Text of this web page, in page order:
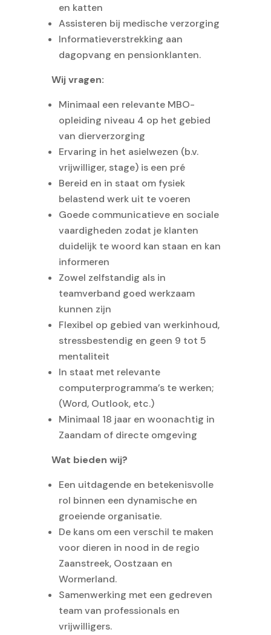
en katten
Assisteren bij medische verzorging
Informatieverstrekking aan
dagopvang en pensionklanten.
Wij vragen:
Minimaal een relevante MBO-
opleiding niveau 4 op het gebied
van dierverzorging
Ervaring in het asielwezen (b.v.
vrijwilliger, stage) is een pré
Bereid en in staat om fysiek
belastend werk uit te voeren
Goede communicatieve en sociale
vaardigheden zodat je klanten
duidelijk te woord kan staan en kan
informeren
Zowel zelfstandig als in
teamverband goed werkzaam
kunnen zijn
Flexibel op gebied van werkinhoud,
stressbestendig en geen 9 tot 5
mentaliteit
In staat met relevante
computerprogramma’s te werken;
(Word, Outlook, etc.)
Minimaal 18 jaar en woonachtig in
Zaandam of directe omgeving
Wat bieden wij?
Een uitdagende en betekenisvolle
rol binnen een dynamische en
groeiende organisatie.
De kans om een verschil te maken
voor dieren in nood in de regio
Zaanstreek, Oostzaan en
Wormerland.
Samenwerking met een gedreven
team van professionals en
vrijwilligers.